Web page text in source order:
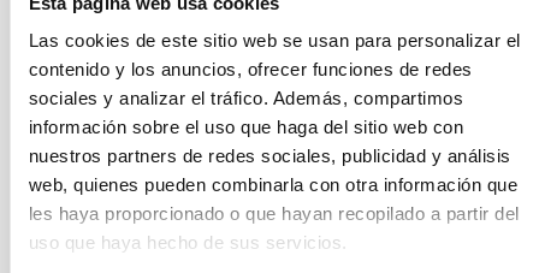
Las cookies de este sitio web se usan para personalizar el
contenido y los anuncios, ofrecer funciones de redes
sociales y analizar el tráfico. Además, compartimos
información sobre el uso que haga del sitio web con
nuestros partners de redes sociales, publicidad y análisis
web, quienes pueden combinarla con otra información que
les haya proporcionado o que hayan recopilado a partir del
uso que haya hecho de sus servicios.
AEVERSU defiende un modelo que combine
reciclaje y valorización energética frente al
vertido
martes 21 de julio de 2026